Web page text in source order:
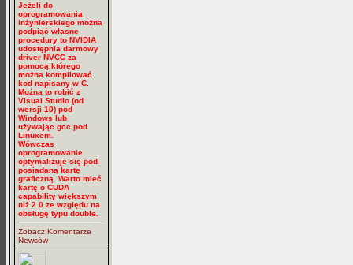
Jeżeli do
oprogramowania
inżynierskiego można
podpiąć własne
procedury to NVIDIA
udostępnia darmowy
driver NVCC za
pomocą którego
można kompilować
kod napisany w C.
Można to robić z
Visual Studio (od
wersji 10) pod
Windows lub
używając gcc pod
Linuxem.
Wówczas
oprogramowanie
optymalizuje się pod
posiadaną kartę
graficzną. Warto mieć
kartę o CUDA
capability większym
niż 2.0 ze względu na
obsługę typu double.
Zobacz Komentarze
Newsów